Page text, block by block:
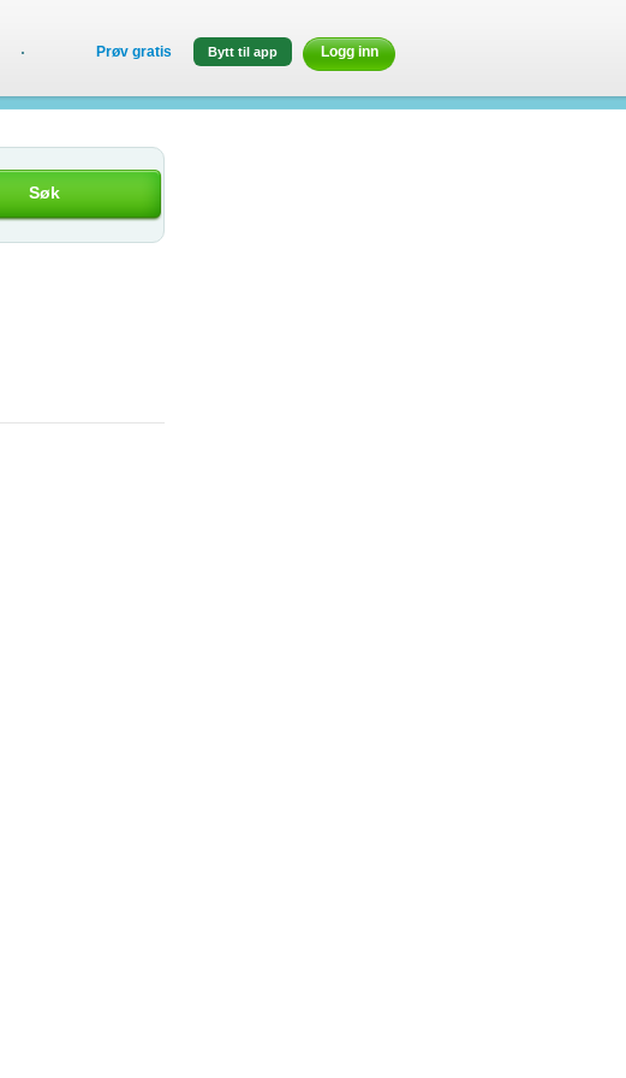
Søk
· Prøv gratis Bytt til app Logg inn